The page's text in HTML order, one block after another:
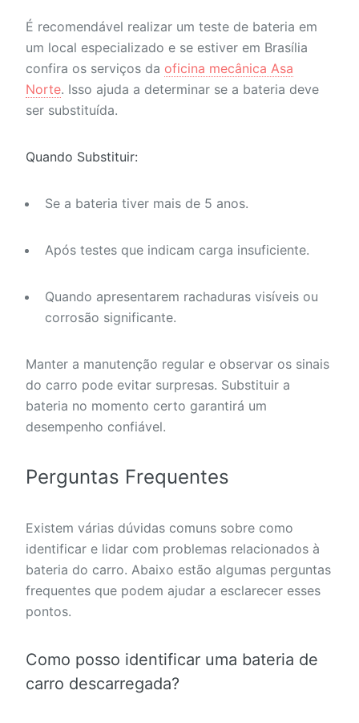
É recomendável realizar um teste de bateria em
um local especializado e se estiver em Brasília
confira os serviços da oficina mecânica Asa
Norte. Isso ajuda a determinar se a bateria deve
ser substituída.
Quando Substituir:
Se a bateria tiver mais de 5 anos.
Após testes que indicam carga insuficiente.
Quando apresentarem rachaduras visíveis ou
corrosão significante.
Manter a manutenção regular e observar os sinais
do carro pode evitar surpresas. Substituir a
bateria no momento certo garantirá um
desempenho confiável.
Perguntas Frequentes
Existem várias dúvidas comuns sobre como
identificar e lidar com problemas relacionados à
bateria do carro. Abaixo estão algumas perguntas
frequentes que podem ajudar a esclarecer esses
pontos.
Como posso identificar uma bateria de
carro descarregada?